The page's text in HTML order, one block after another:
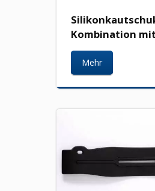
Kombination
Mehr